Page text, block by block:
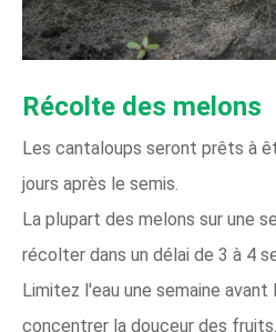
Récolte des melons
Les cantaloups seront prêts à
jours après le semis.
La plupart des melons sur une
récolter dans un délai de 3 à 4
Limitez l'eau une semaine
concentrer la douceur des